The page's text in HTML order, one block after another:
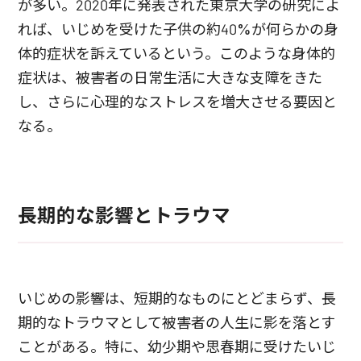
が多い。2020年に発表された東京大学の研究によ
れば、いじめを受けた子供の約40%が何らかの身
体的症状を訴えているという。このような身体的
症状は、被害者の日常生活に大きな支障をきた
し、さらに心理的なストレスを増大させる要因と
なる。
長期的な影響とトラウマ
いじめの影響は、短期的なものにとどまらず、長
期的なトラウマとして被害者の人生に影を落とす
ことがある。特に、幼少期や思春期に受けたいじ